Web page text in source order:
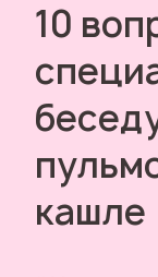
10
кашле